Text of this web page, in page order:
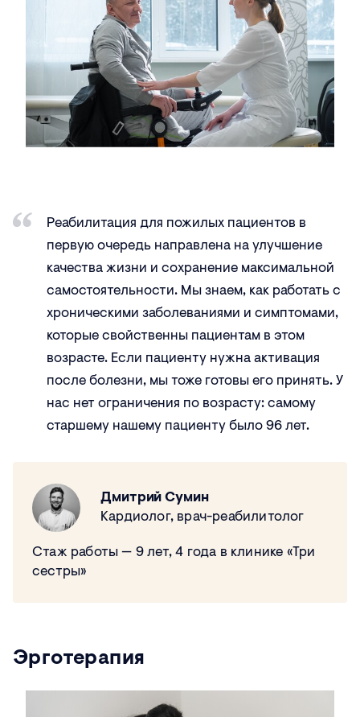
Реабилитация для пожилых пациентов в
первую очередь направлена на улучшение
качества жизни и сохранение максимальной
самостоятельности. Мы знаем, как работать с
хроническими заболеваниями и симптомами,
которые свойственны пациентам в этом
возрасте. Если пациенту нужна активация
после болезни, мы тоже готовы его принять. У
нас нет ограничения по возрасту: самому
старшему нашему пациенту было 96 лет.
Дмитрий Сумин
Кардиолог, врач-реабилитолог
Стаж работы — 9 лет, 4 года в клинике «Три
сестры»
Эрготерапия